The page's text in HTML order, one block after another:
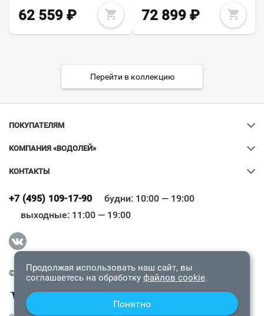
62 559 ₽ 72 899₽
Перейти в коллекцию
ПОКУПАТЕЛЯМ
КОМПАНИЯ «ВОДОЛЕЙ»
КОНТАКТЫ
+7 (495) 109-17-90
будни: 10:00 — 19:00
выходные: 11:00 — 19:00
© 2009-2026 «Водолей Онлайн». Все права защищены.
Всё верно
Продолжая использовать наш сайт, вы
соглашаетесь на обработку файлов cookie.
Понятно